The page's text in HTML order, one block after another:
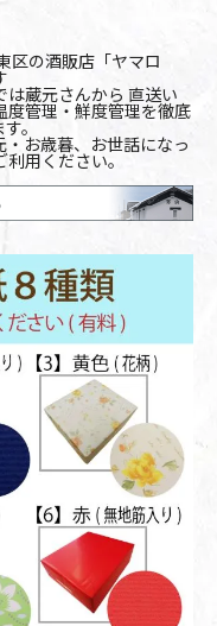
区の酒販店「ヤマロ
蔵元さんから 直送い
度管理・鮮度管理を徹底
す。
お歳暮、お世話になっ
用ください。